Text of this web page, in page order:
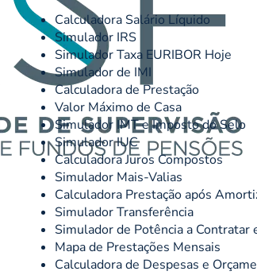
Calculadora Salário Líquido
Simulador IRS
Simulador Taxa EURIBOR Hoje
Simulador de IMI
Calculadora de Prestação
Valor Máximo de Casa
Simulador IMT e Imposto do Selo
Simulador IUC
Calculadora Juros Compostos
Simulador Mais-Valias
Calculadora Prestação após
Simulador Transferência
Simulador de Potência a Contratar
Mapa de Prestações Mensais
Calculadora de Despesas e